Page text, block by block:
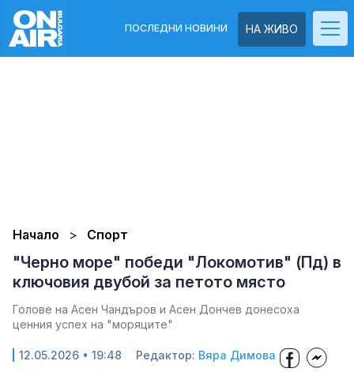
НА ЖИВО
ПОСЛЕДНИ НОВИНИ
Начало Спорт
"Черно море" победи "Локомотив" (Пд) в
ключовия двубой за петото място
Голове на Асен Чандъров и Асен Дончев донесоха
ценния успех на "моряците"
12.05.2026 • 19:48 Редактор: Вяра Димова